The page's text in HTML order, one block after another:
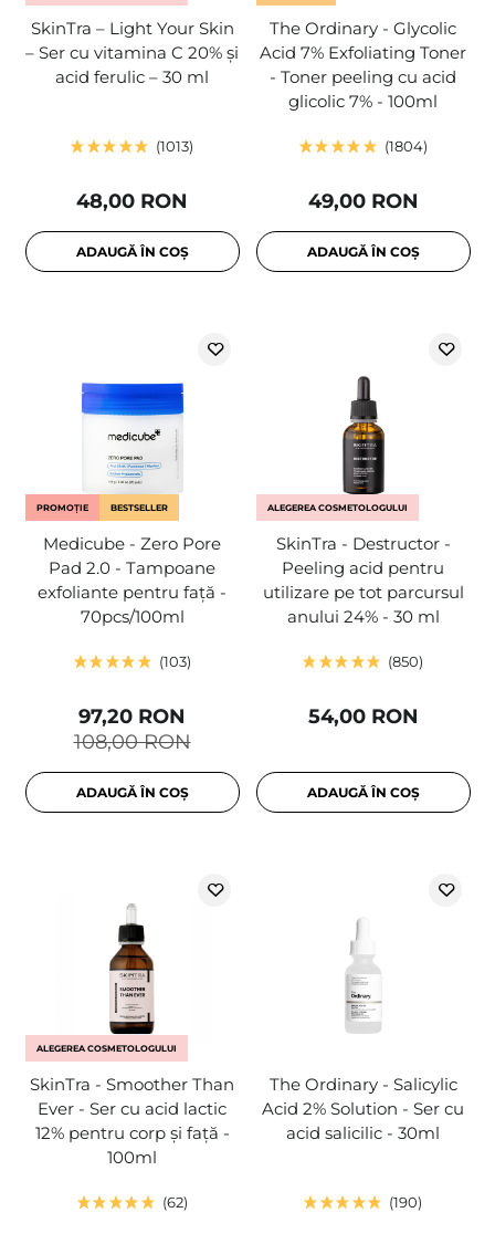
SkinTra – Light Your Skin
– Ser cu vitamina C 20% și
acid ferulic – 30 ml
1013
48,00 RON
ADAUGĂ ÎN COȘ
The Ordinary - Glycolic
Acid 7% Exfoliating Toner
- Toner peeling cu acid
glicolic 7% - 100ml
1804
49,00 RON
ADAUGĂ ÎN COȘ
PROMOȚIE BESTSELLER
Medicube - Zero Pore
Pad 2.0 - Tampoane
exfoliante pentru față -
70pcs/100ml
103
108,00 RON
97,20 RON
ADAUGĂ ÎN COȘ
ALEGEREA COSMETOLOGULUI
SkinTra - Destructor -
Peeling acid pentru
utilizare pe tot parcursul
anului 24% - 30 ml
850
54,00 RON
ADAUGĂ ÎN COȘ
ALEGEREA COSMETOLOGULUI
SkinTra - Smoother Than
Ever - Ser cu acid lactic
12% pentru corp și față -
100ml
62
The Ordinary - Salicylic
Acid 2% Solution - Ser cu
acid salicilic - 30ml
190